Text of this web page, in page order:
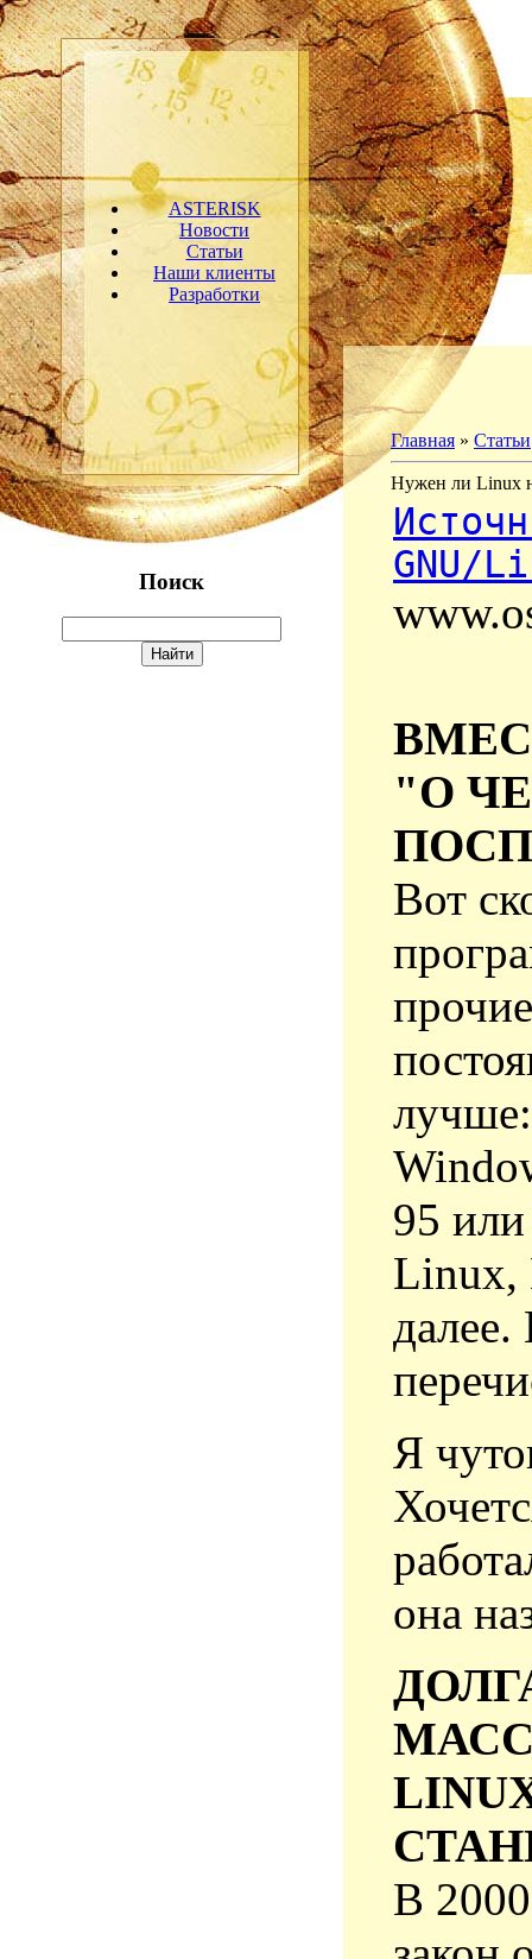
ASTERISK
Новости
Статьи
Наши клиенты
Разработки
Поиск
Главная » Статьи
Нужен ли Linux
GNU/
"О
Вот
95
Linux,
Я
она
В